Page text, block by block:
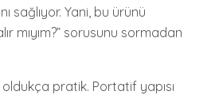
sağlıyor. Yani, bu ürünü
mıyım?” sorusunu sormadan
oldukça pratik. Portatif yapısı